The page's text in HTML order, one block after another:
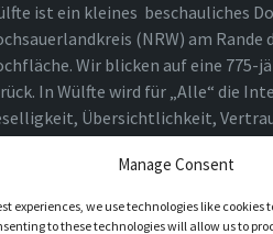
Manage Consent
experiences, we use technologies like cookies
to these technologies will allow us to
ist ein kleines beschauliches
(NRW) am Rande
Wir blicken auf eine 775-
In Wülfte wird für „Alle“ die
Übersichtlichkeit,